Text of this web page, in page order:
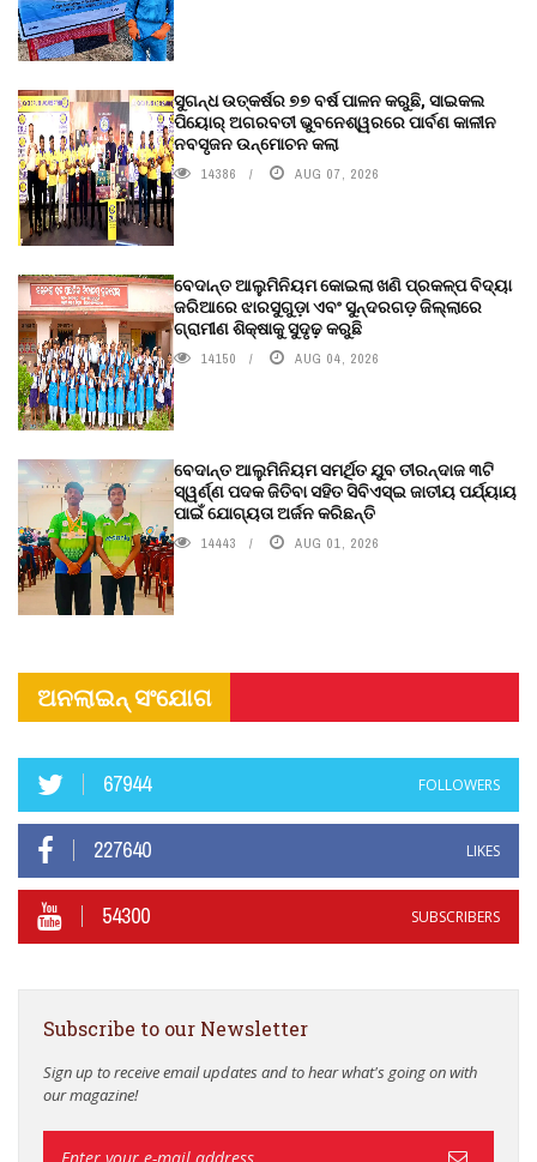
ସୁଗନ୍ଧ ଉତ୍କର୍ଷର ୭୭ ବର୍ଷ ପାଳନ କରୁଛି, ସାଇକଲ
ପିୟୋର୍‌ ଅଗରବତୀ ଭୁବନେଶ୍ୱରରେ ପାର୍ବଣ କାଳୀନ
ନବସୃଜନ ଉନ୍ମୋଚନ କଲା
14386 AUG 07, 2026
ବେଦାନ୍ତ ଆଲୁମିନିୟମ କୋଇଲା ଖଣି ପ୍ରକଳ୍ପ ବିଦ୍ୟା
ଜରିଆରେ ଝାରସୁଗୁଡ଼ା ଏବଂ ସୁନ୍ଦରଗଡ଼ ଜିଲ୍ଲାରେ
ଗ୍ରାମୀଣ ଶିକ୍ଷାକୁ ସୁଦୃଢ଼ କରୁଛି
14150 AUG 04, 2026
ବେଦାନ୍ତ ଆଲୁମିନିୟମ ସମର୍ଥିତ ଯୁବ ତୀରନ୍ଦାଜ ୩ଟି
ସ୍ୱର୍ଣ୍ଣ ପଦକ ଜିତିବା ସହିତ ସିବିଏସ୍ଇ ଜାତୀୟ ପର୍ଯ୍ୟାୟ
ପାଇଁ ଯୋଗ୍ୟତା ଅର୍ଜନ କରିଛନ୍ତି
14443 AUG 01, 2026
ଅନଲାଇନ୍ ସଂଯୋଗ
67944 FOLLOWERS
227640 LIKES
54300 SUBSCRIBERS
Subscribe to our Newsletter
Sign up to receive email updates and to hear what's going on with
our magazine!